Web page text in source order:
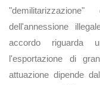
dell'annessione
accordo riguarda
l'esportazione di
attuazione dipende